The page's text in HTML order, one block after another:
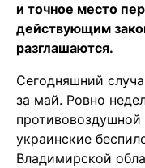
и точное место
действующим
разглашаются.
Сегодняшний
за май. Ровно
украинские
Владимирской